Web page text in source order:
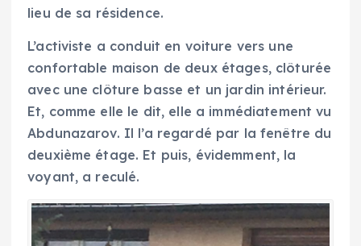
lieu de sa résidence.
L’activiste a conduit en voiture vers une
confortable maison de deux étages, clôturée
avec une clôture basse et un jardin intérieur.
Et, comme elle le dit, elle a immédiatement vu
Abdunazarov. Il l’a regardé par la fenêtre du
deuxième étage. Et puis, évidemment, la
voyant, a reculé.